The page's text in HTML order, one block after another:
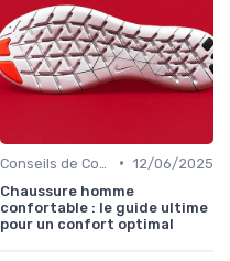
• 12/06/2025
Chaussure homme
confortable : le guide ultime
pour un confort optimal